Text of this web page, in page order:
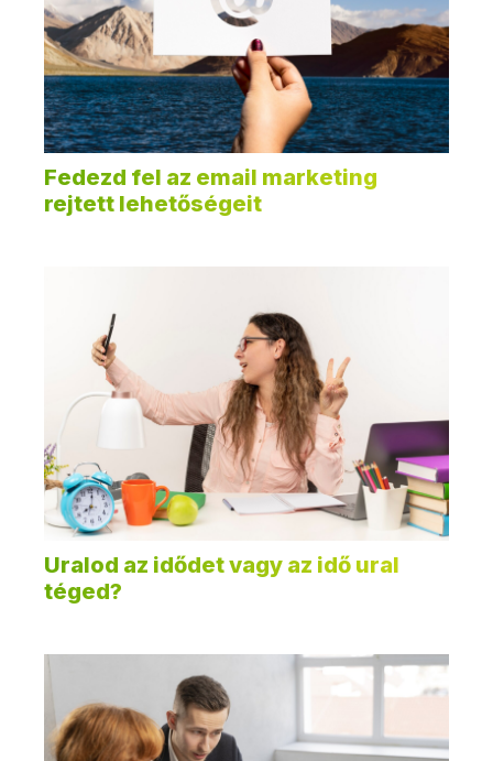
Fedezd fel az email marketing
rejtett lehetőségeit
Uralod az idődet vagy az idő ural
téged?